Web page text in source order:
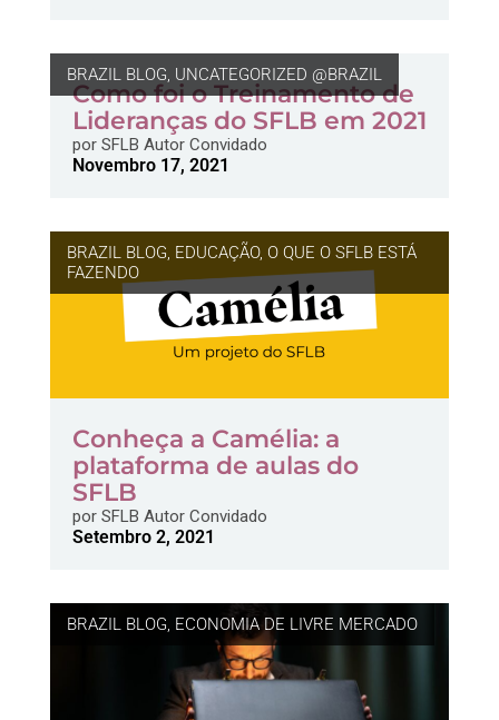
BRAZIL BLOG, UNCATEGORIZED @BRAZIL
Como foi o Treinamento de
Lideranças do SFLB em 2021
porSFLB Autor Convidado
Novembro 17, 2021
BRAZIL BLOG, EDUCAÇÃO, O QUE O SFLB ESTÁ
FAZENDO
Conheça a Camélia: a
plataforma de aulas do
SFLB
porSFLB Autor Convidado
Setembro 2, 2021
BRAZIL BLOG, ECONOMIA DE LIVRE MERCADO